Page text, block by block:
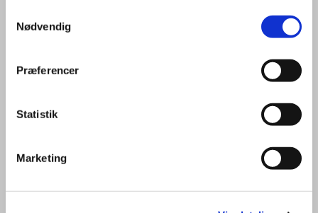
Nødvendig
Præferencer
Statistik
Marketing
Vedtægter for menighedsrådet
menighedsrådet i Sdr. Omme har, og hvem der